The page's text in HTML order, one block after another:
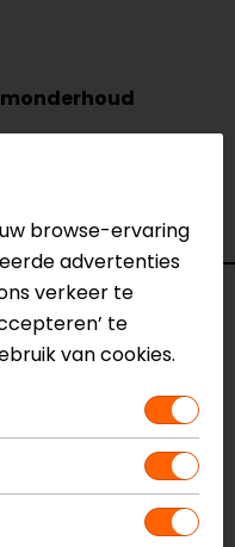
browse-ervaring
advertenties
verkeer te
te
van cookies.